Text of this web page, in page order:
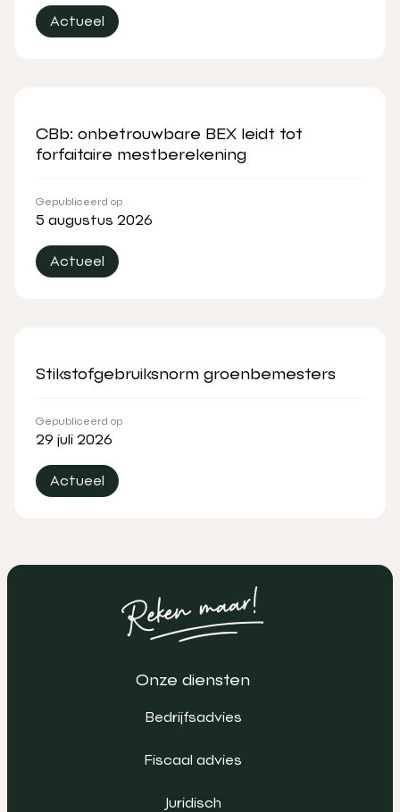
Actueel
CBb: onbetrouwbare BEX leidt tot
forfaitaire mestberekening
Gepubliceerd op
5 augustus 2026
Actueel
Stikstofgebruiksnorm groenbemesters
Gepubliceerd op
29 juli 2026
Actueel
Onze diensten
Bedrijfsadvies
Fiscaal advies
Juridisch